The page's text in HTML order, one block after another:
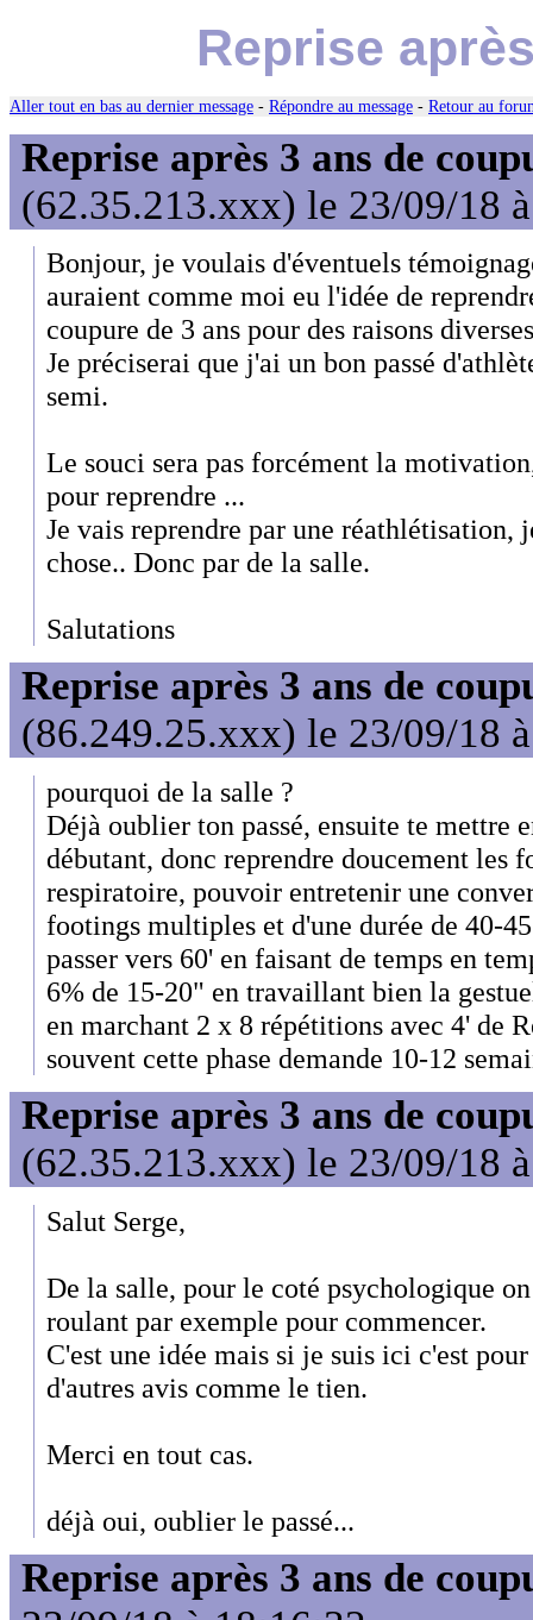
Reprise
Aller tout en bas au dernier message - Répondre au message - Retour au
Reprise après 3 ans de
(62.35.213.xxx) le 23/09/18
Bonjour, je voulais d'éventuels
auraient comme moi eu l'idée de
coupure de 3 ans pour des raisons
Je préciserai que j'ai un bon passé
semi.
Le souci sera pas forcément la
pour reprendre ...
Je vais reprendre par une réathlétisation,
chose.. Donc par de la salle.
Salutations
Reprise après 3 ans de
(86.249.25.xxx) le 23/09/18
pourquoi de la salle ?
Déjà oublier ton passé, ensuite te mettre
débutant, donc reprendre doucement les
respiratoire, pouvoir entretenir une
footings multiples et d'une durée de 40-
passer vers 60' en faisant de temps en
6% de 15-20" en travaillant bien la
en marchant 2 x 8 répétitions avec 4' de
souvent cette phase demande 10-12
Reprise après 3 ans de
(62.35.213.xxx) le 23/09/18
Salut Serge,
De la salle, pour le coté psychologique
roulant par exemple pour commencer.
C'est une idée mais si je suis ici c'est
d'autres avis comme le tien.
Merci en tout cas.
déjà oui, oublier le passé...
Reprise après 3 ans de